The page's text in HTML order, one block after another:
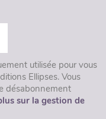
utilisée pour vous
Ellipses. Vous
désabonnement
sur la gestion de